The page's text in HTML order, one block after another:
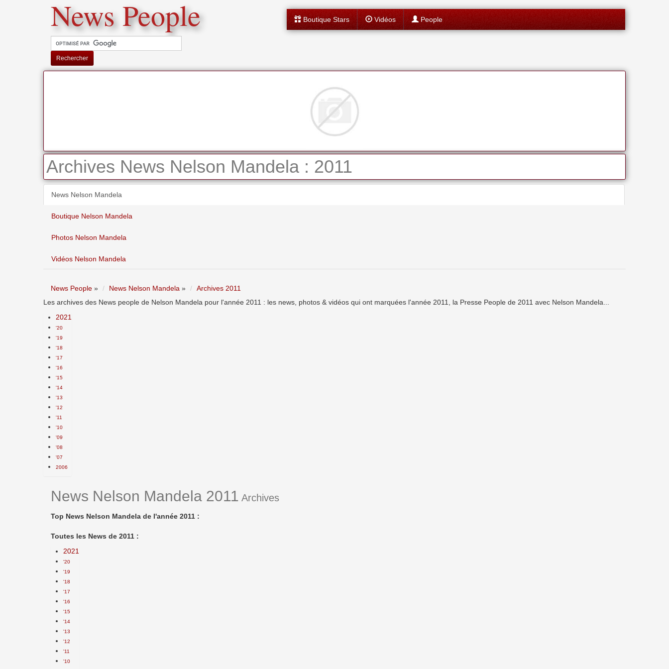
News People
Rechercher
Boutique Stars Vidéos People
Archives News Nelson Mandela : 2011
News Nelson Mandela
Boutique Nelson Mandela
Photos Nelson Mandela
Vidéos Nelson Mandela
News People » News Nelson Mandela »
Archives 2011
Les archives des News people de Nelson Mandela pour l'année 2011 : les news, photos & vidéos qui ont marquées l'année 2011, la Presse People de 2011 avec Nelson Mandela...
2021
'20
'19
'18
'17
'16
'15
'14
'13
'12
'11
'10
'09
'08
'07
2006
News Nelson Mandela 2011 Archives
Top News Nelson Mandela de l'année 2011 :
Toutes les News de 2011 :
2021
'20
'19
'18
'17
'16
'15
'14
'13
'12
'11
'10